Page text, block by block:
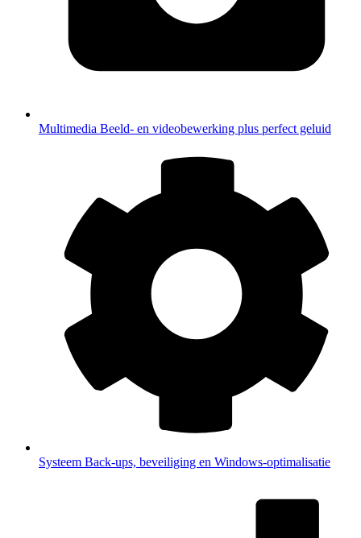
Multimedia Beeld- en videobewerking plus perfect geluid
Systeem Back-ups, beveiliging en Windows-optimalisatie